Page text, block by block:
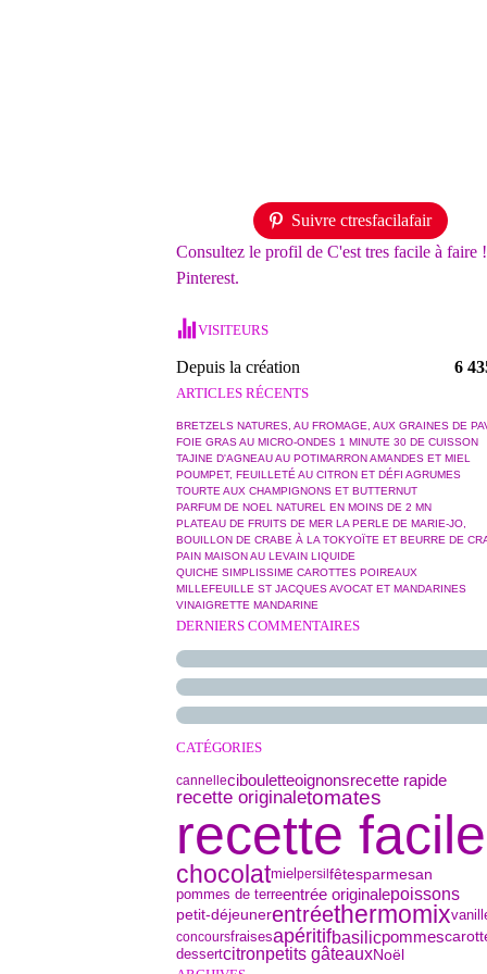
Suivre ctresfacilafair
Consultez le profil de C'est tres facile à faire
Pinterest.
VISITEURS
Depuis la création 6
ARTICLES RÉCENTS
BRETZELS NATURES, AU FROMAGE, AUX GRAINES DE
FOIE GRAS AU MICRO-ONDES 1 MINUTE 30 DE CUISSON
TAJINE D'AGNEAU AU POTIMARRON AMANDES ET MIEL
POUMPET, FEUILLETÉ AU CITRON ET DÉFI AGRUMES
TOURTE AUX CHAMPIGNONS ET BUTTERNUT
PARFUM DE NOEL NATUREL EN MOINS DE 2 MN
PLATEAU DE FRUITS DE MER LA PERLE DE MARIE-JO,
BOUILLON DE CRABE À LA TOKYOÏTE ET BEURRE DE
PAIN MAISON AU LEVAIN LIQUIDE
QUICHE SIMPLISSIME CAROTTES POIREAUX
MILLEFEUILLE ST JACQUES AVOCAT ET MANDARINES
VINAIGRETTE MANDARINE
DERNIERS COMMENTAIRES
CATÉGORIES
cannellecibouletteoignonsrecette rapide
recette originaletomates
recette facile
chocolatmiel persil fêtesparmesan
pommes de terreentrée originalepoissons
petit-déjeunerentréethermomix
concoursfraisesapéritifbasilicpommes
dessertcitronpetits gâteauxNoël